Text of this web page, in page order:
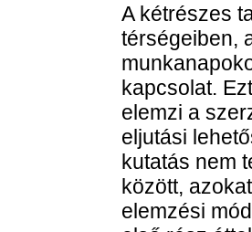
A kétrészes
térségeiben,
kapcsolat.
elemzi a
eljutási
kutatás nem
között,
elemzési